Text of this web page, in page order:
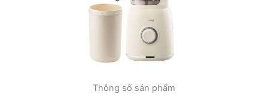
Thông số sản phẩm